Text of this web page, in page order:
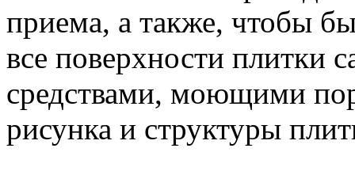
приема, а также, чтобы
все поверхности плитки
средствами, моющими
рисунка и структуры